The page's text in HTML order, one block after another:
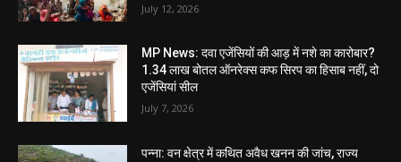
July 12, 2026
MP News: दवा एजेंसियों की आड़ में नशे का कारोबार?
1.34 लाख बोतल ऑनरेक्स कफ सिरप का हिसाब नहीं, दो
एजेंसियां सील
July 7, 2026
पन्ना: वन क्षेत्र में कथित अवैध खनन की जांच, राज्य